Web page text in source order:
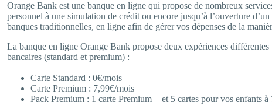
Orange Bank est une banque en ligne qui propose de nombreux
personnel à une simulation de crédit ou encore jusqu’à l’ouverture
banques traditionnelles, en ligne afin de gérer vos dépenses de la
La banque en ligne Orange Bank propose deux expériences
bancaires (standard et premium) :
Carte Standard : 0€/mois
Carte Premium : 7,99€/mois
Pack Premium : 1 carte Premium + et 5 cartes pour vos enfants